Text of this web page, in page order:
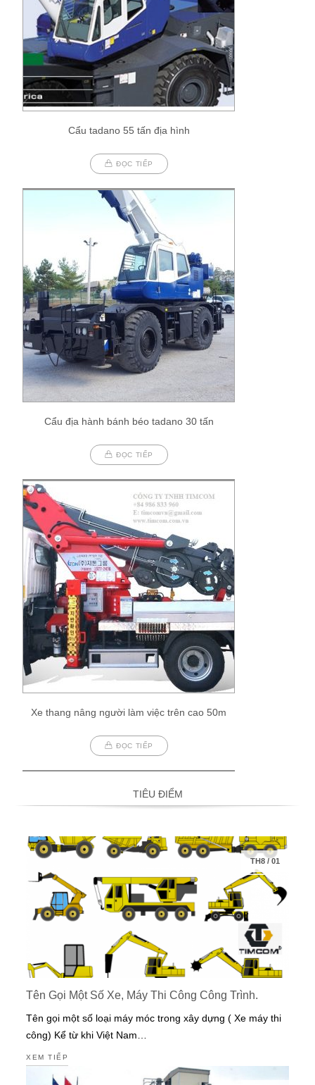
Cẩu tadano 55 tấn địa hình
ĐỌC TIẾP
Cẩu địa hành bánh béo tadano 30 tấn
ĐỌC TIẾP
Xe thang nâng người làm việc trên cao 50m
ĐỌC TIẾP
TIÊU ĐIỂM
TH8/01
Tên Gọi Một Số Xe, Máy Thi Công Công Trình.
Tên gọi một số loại máy móc trong xây dựng ( Xe máy thi
công) Kể từ khi Việt Nam…
XEM TIẾP